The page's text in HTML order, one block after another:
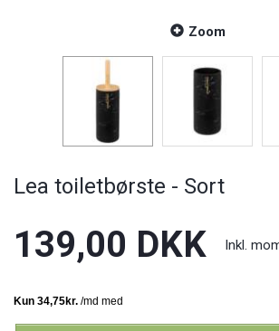
Zoom
Lea toiletbørste - Sort
139,00 DKK Inkl.